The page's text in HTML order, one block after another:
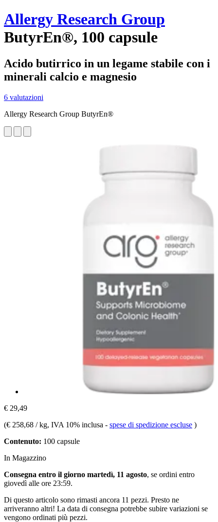
Allergy Research Group
ButyrEn®, 100 capsule
Acido butirrico in un legame stabile con i
minerali calcio e magnesio
6 valutazioni
Allergy Research Group ButyrEn®
€ 29,49
(€ 258,68 / kg, IVA 10% inclusa - spese di spedizione escluse )
Contenuto: 100 capsule
In Magazzino
Consegna entro il giorno martedì, 11 agosto, se ordini entro
giovedì alle ore 23:59.
Di questo articolo sono rimasti ancora 11 pezzi. Presto ne
arriveranno altri! La data di consegna potrebbe subire variazioni se
vengono ordinati più pezzi.